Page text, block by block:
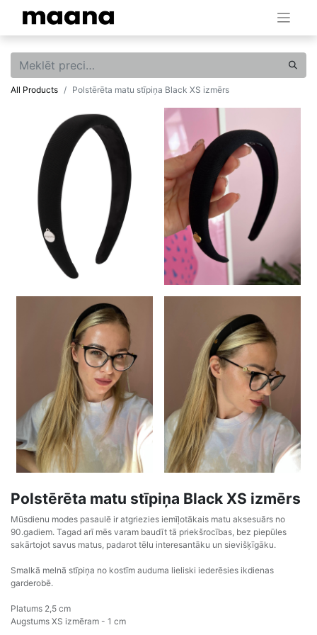
All Products Polstērēta matu stīpiņa Black XS izmērs
Polstērēta matu stīpiņa Black XS izmērs
Mūsdienu modes pasaulē ir atgriezies iemīļotākais matu aksesuārs no
90.gadiem. Tagad arī mēs varam baudīt tā priekšrocības, bez piepūles
sakārtojot savus matus, padarot tēlu interesantāku un sievišķīgāku.
Smalkā melnā stīpiņa no kostīm auduma lieliski iederēsies ikdienas
garderobē.
Platums 2,5 cm
Augstums XS izmēram - 1 cm